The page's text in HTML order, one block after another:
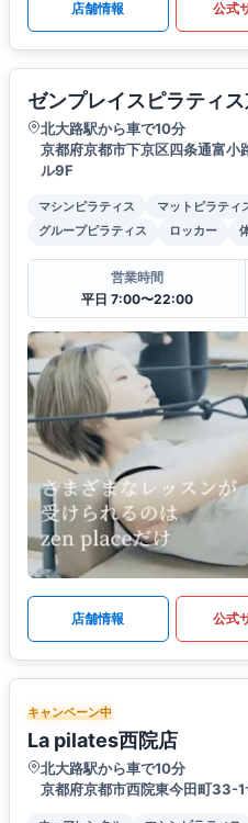
店舗情報 公式
ゼンプレイスピラティ
北大路駅から車で10分
京都府京都市下京区四条通富
ル9F
マシンピラティス マットピラティ
グループピラティス
ロッカー
営業時間
平日 7:00〜22:00
店舗情報 公式
キャンペーン中
La pilates西院店
北大路駅から車で10分
京都府京都市西院東今田町33-